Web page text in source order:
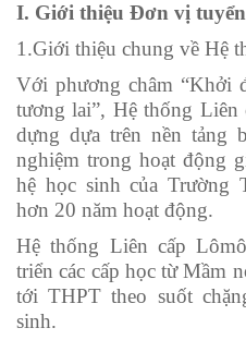
I. Giới thiệu Đơn vị
1.Giới thiệu chung về Hệ
Với phương châm “Khởi
tương lai”, Hệ thống
dựng dựa trên nền tảng
nghiệm trong hoạt động
hệ học sinh của Trường
hơn 20 năm hoạt động.
Hệ thống Liên cấp
triển các cấp học từ Mầm
tới THPT theo suốt
sinh.